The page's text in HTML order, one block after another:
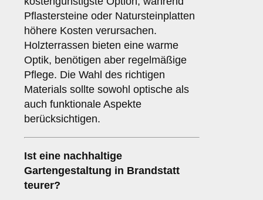
Pflastersteine oder Natursteinplatten
höhere Kosten verursachen.
Holzterrassen bieten eine warme
Optik, benötigen aber regelmäßige
Pflege. Die Wahl des richtigen
Materials sollte sowohl optische als
auch funktionale Aspekte
berücksichtigen.
Ist eine nachhaltige
Gartengestaltung in Brandstatt
teurer?